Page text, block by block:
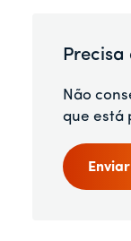
Precisa
Não
que está